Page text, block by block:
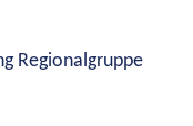
Regionalgruppe